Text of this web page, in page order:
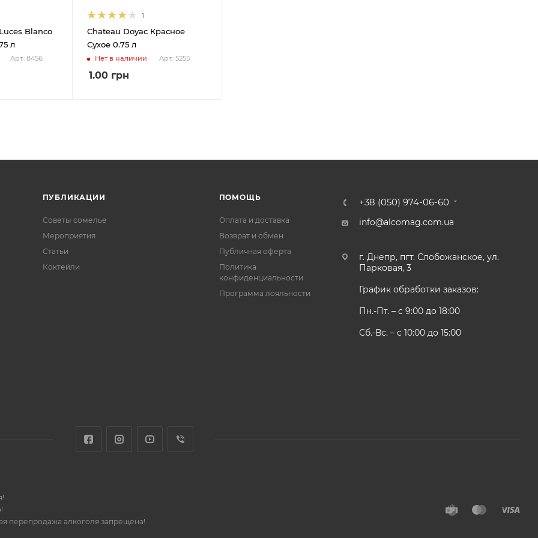
Blanco
л
Арт.: 8456
1
Chateau Doyac Красное
Сухое 0.75 л
Нет в наличии Арт.: 5255
1.00 грн
ПУБЛИКАЦИИ
Советы сомелье
Мероприятия
Статьи
Коктейли
ПОМОЩЬ
Оплата и доставка
Возврат и обмен
Публичная оферта
Политика
конфиденциальности
Программа лояльности
+38 (050) 974-06-60
info@alcomag.com.ua
г. Днепр, пгт. Слобожанское, ул.
Парковая, 3
График обработки заказов:
Пн.-Пт. – с 9:00 до 18:00
Сб.-Вс. – с 10:00 до 15:00
перепродажа алкоголя запрещена!